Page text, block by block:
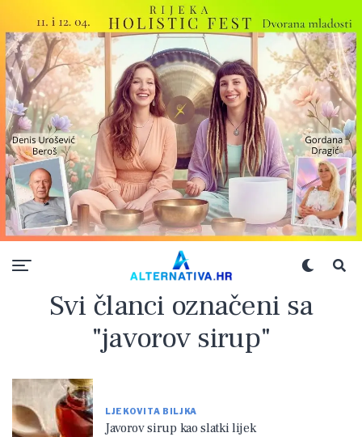
Svi članci označeni sa
"javorov sirup"
LJEKOVITA BILJKA
Javorov sirup kao slatki lijek